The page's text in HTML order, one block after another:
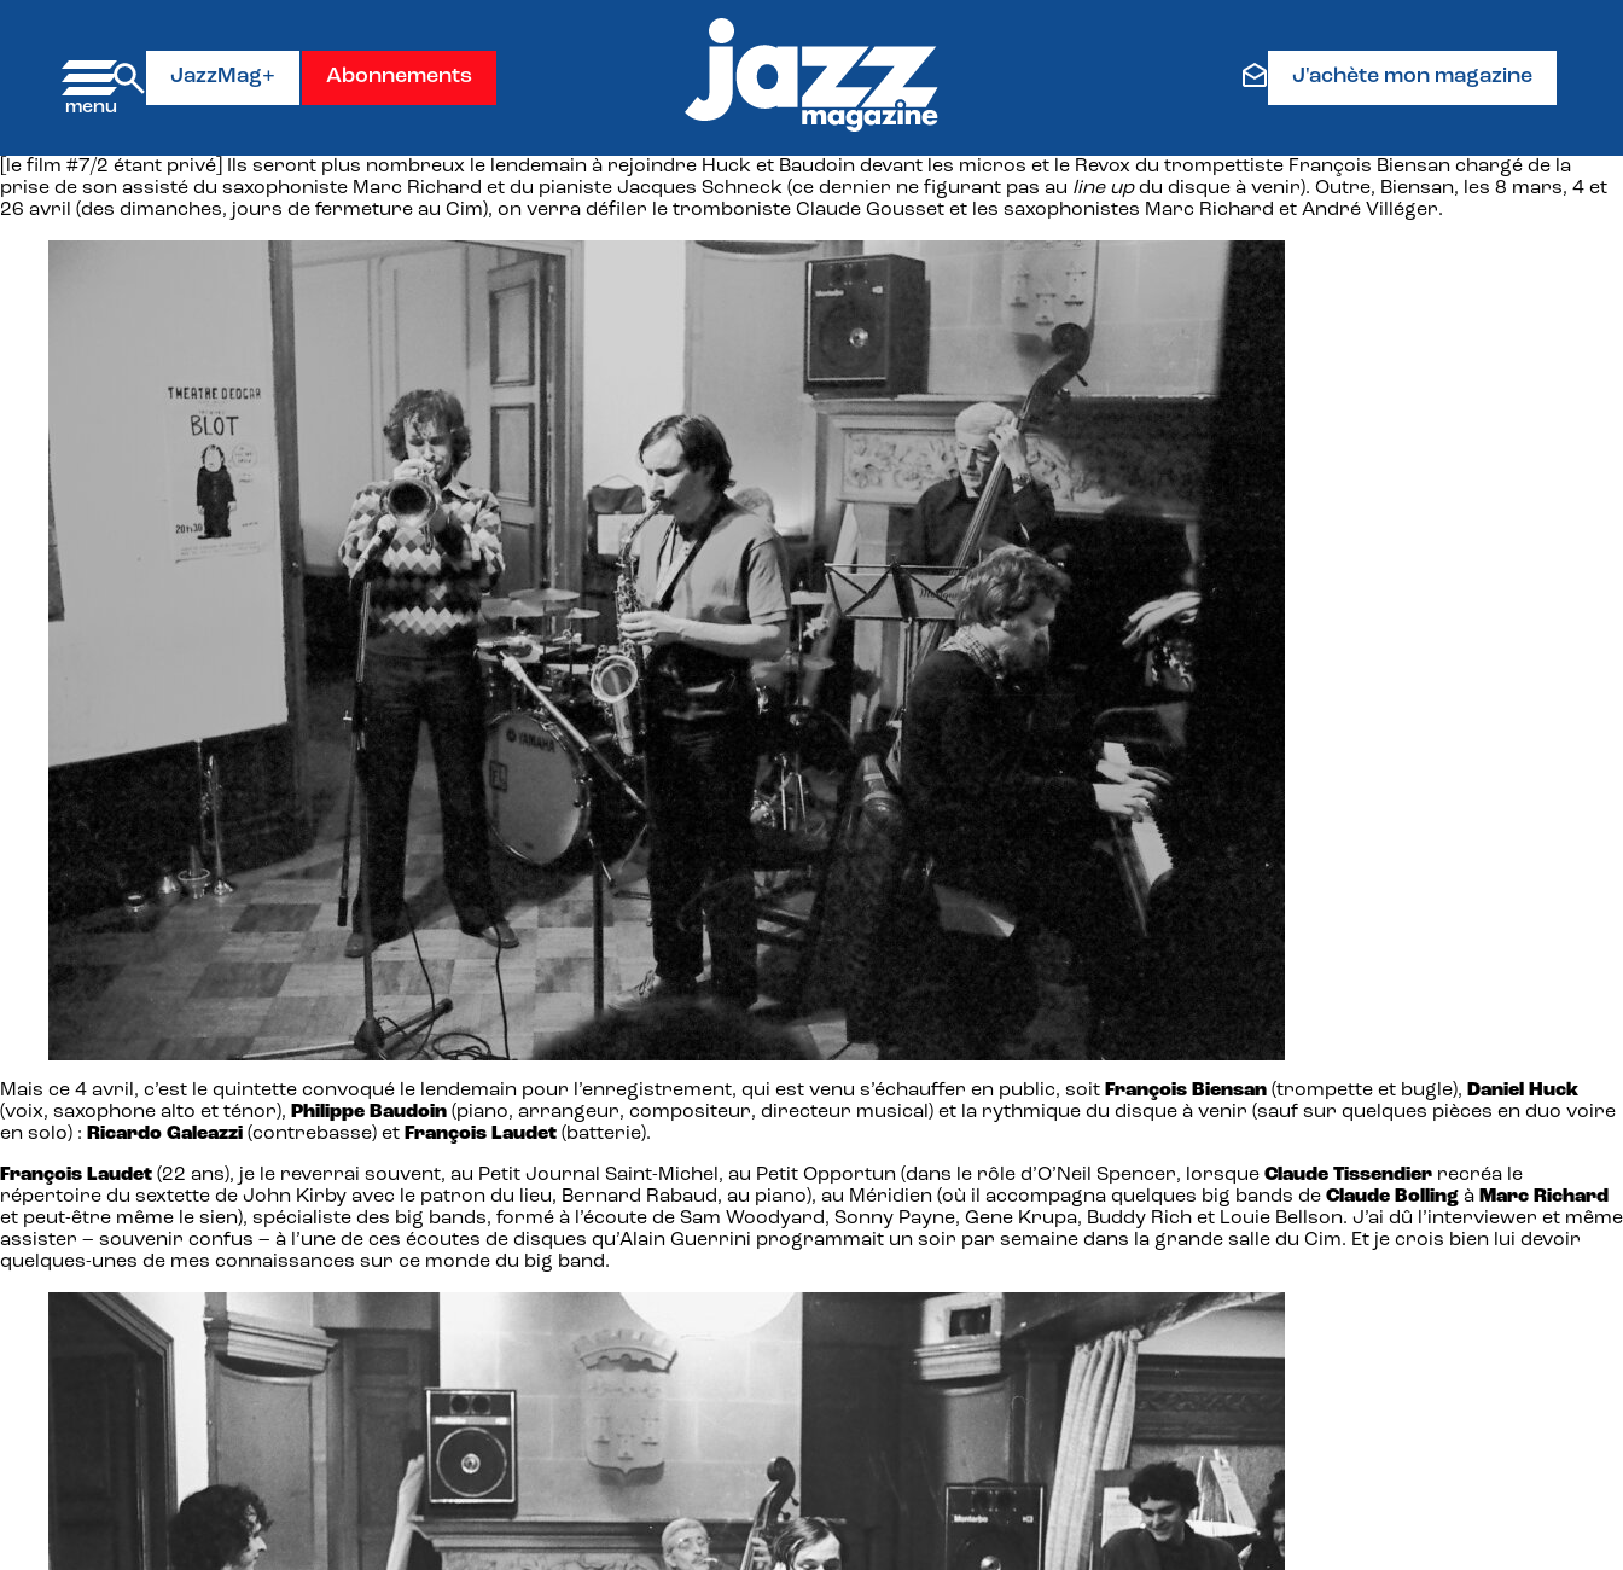
JazzMag+ Abonnements J'achète mon magazine
[le film #7/2 étant privé] Ils seront plus nombreux le lendemain à rejoindre Huck et Baudoin devant les micros et le Revox du trompettiste François Biensan chargé de la
prise de son assisté du saxophoniste Marc Richard et du pianiste Jacques Schneck (ce dernier ne figurant pas au line updu disque à venir). Outre, Biensan, les 8 mars, 4 et
26 avril (des dimanches, jours de fermeture au Cim), on verra défiler le tromboniste Claude Gousset et les saxophonistes Marc Richard et André Villéger.
Mais ce 4 avril, c’est le quintette convoqué le lendemain pour l’enregistrement, qui est venu s’échauffer en public, soit François Biensan (trompette et bugle), Daniel Huck
(voix, saxophone alto et ténor), Philippe Baudoin (piano, arrangeur, compositeur, directeur musical) et la rythmique du disque à venir (sauf sur quelques pièces en duo voire
en solo) : Ricardo Galeazzi (contrebasse) et François Laudet (batterie).
François Laudet (22 ans), je le reverrai souvent, au Petit Journal Saint-Michel, au Petit Opportun (dans le rôle d’O’Neil Spencer, lorsque Claude Tissendier recréa le
répertoire du sextette de John Kirby avec le patron du lieu, Bernard Rabaud, au piano), au Méridien (où il accompagna quelques big bands de Claude Bolling à Marc Richard
et peut-être même le sien), spécialiste des big bands, formé à l’écoute de Sam Woodyard, Sonny Payne, Gene Krupa, Buddy Rich et Louie Bellson. J’ai dû l’interviewer et même
assister – souvenir confus – à l’une de ces écoutes de disques qu’Alain Guerrini programmait un soir par semaine dans la grande salle du Cim. Et je crois bien lui devoir
quelques-unes de mes connaissances sur ce monde du big band.